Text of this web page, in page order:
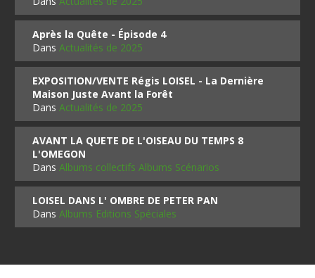
Après la Quête - Épisode 4
DansActualités de 2025
EXPOSITION/VENTE Régis LOISEL - La Dernière
Maison Juste Avant la Forêt
DansActualités de 2025
AVANT LA QUETE DE L'OISEAU DU TEMPS 8
L'OMEGON
DansAlbums collectifs Albums Scénarios
LOISEL DANS L' OMBRE DE PETER PAN
DansAlbums Editions Spéciales